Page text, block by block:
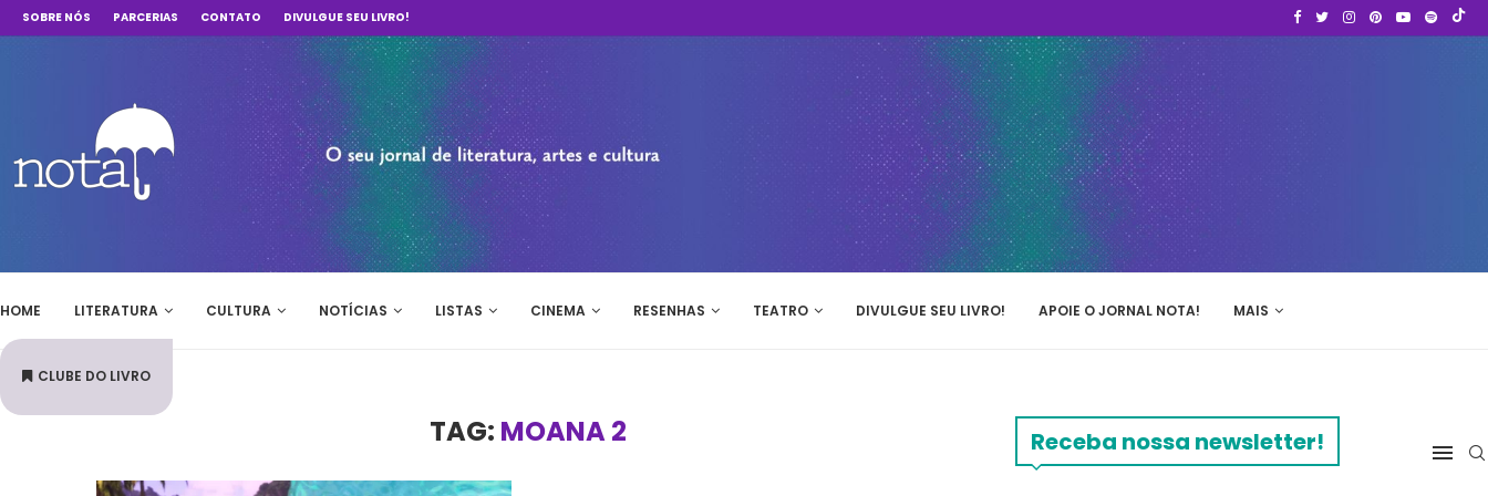
SOBRE NÓS PARCERIAS CONTATO DIVULGUE SEU LIVRO!
HOME LITERATURA CULTURA NOTÍCIAS LISTAS CINEMA RESENHAS TEATRO DIVULGUE SEU LIVRO! APOIE O JORNAL NOTA! MAIS
CLUBE DO LIVRO
TAG: MOANA 2 Receba nossa newsletter!